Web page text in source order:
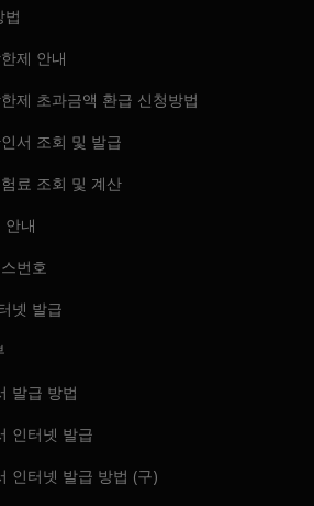
법
제 안내
제 초과금액 환급 신청방법
서 조회 및 발급
료 조회 및 계산
내
번호
넷 발급
발급 방법
인터넷 발급
인터넷 발급 방법 (구)